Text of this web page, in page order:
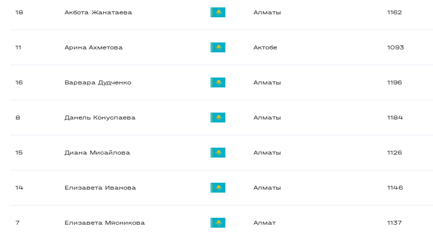
18 Акбота Жанатаева Алматы 1162
11 Арина Ахметова Актобе 1093
16 Варвара Дудченко Алматы 1196
8 Данель Конуспаева Алматы 1184
15 Диана Мисайлова Алматы 1126
14 Елизавета Иванова Алматы 1146
7 Елизавета Мясникова Алмат 1137